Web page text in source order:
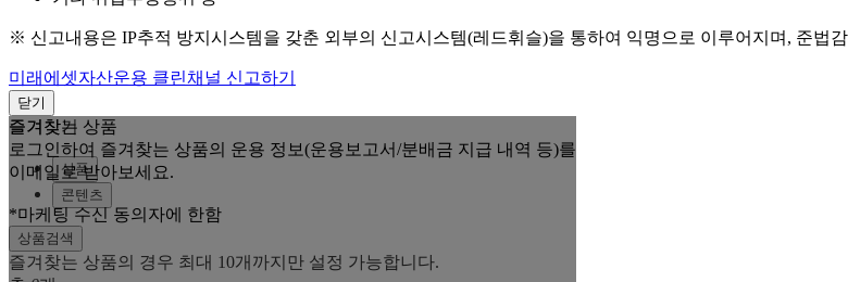
※ 신고내용은 IP추적 방지시스템을 갖춘 외부의 신고시스템(레드휘슬)을 통하여 익명으로 이루어지며, 준법
미래에셋자산운용 클린채널 신고하기
닫기
즐겨찾는 상품
로그인하여 즐겨찾는 상품의 운용 정보(운용보고서/분배금 지급 내역 등)를
이메일로 받아보세요.
*마케팅 수신 동의자에 한함
즐겨찾기
상품
콘텐츠
상품검색
즐겨찾는 상품의 경우 최대 10개까지만 설정 가능합니다.